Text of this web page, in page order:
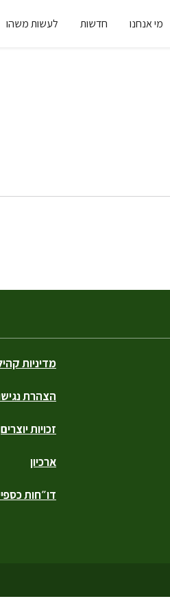
מי אנחנו חדשות לעשות משהו
מדיניות
הצהרת
זכויות יוצרים
ארכיון
דו״חות